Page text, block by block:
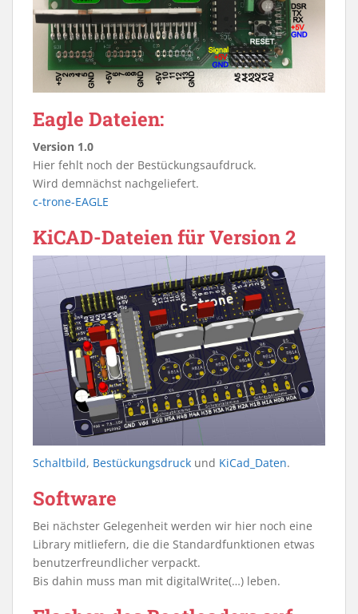
Eagle Dateien:
Version 1.0
Hier fehlt noch der Bestückungsaufdruck.
Wird demnächst nachgeliefert.
c-trone-EAGLE
KiCAD-Dateien für Version 2
Schaltbild, Bestückungsdruck und KiCad_Daten.
Software
Bei nächster Gelegenheit werden wir hier noch eine
Library mitliefern, die die Standardfunktionen etwas
benutzerfreundlicher verpackt.
Bis dahin muss man mit digitalWrite(…) leben.